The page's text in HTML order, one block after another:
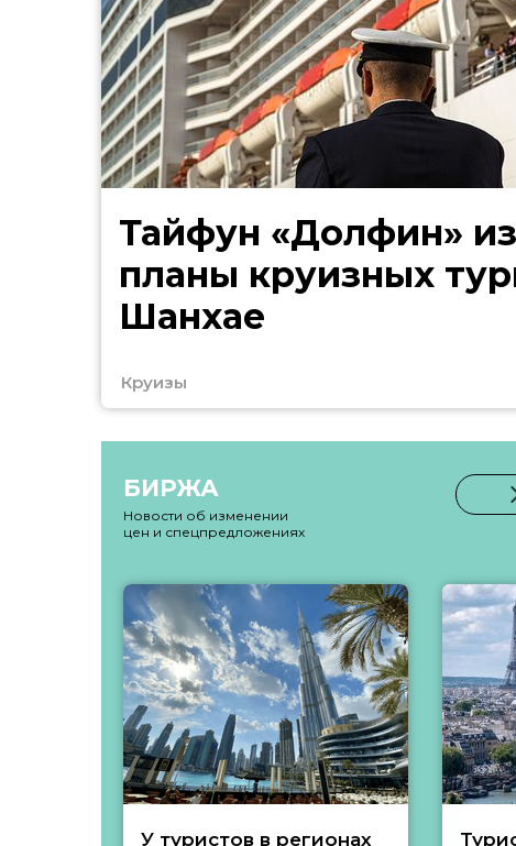
Тайфун «Долфин»
планы круизных
Шанхае
Круизы
БИРЖА
Новости об изменении
цен и спецпредложениях
У туристов в регионах